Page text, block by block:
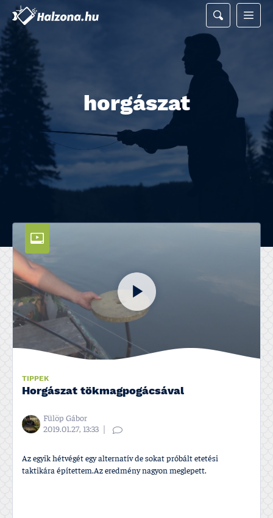
horgászat
TIPPEK
Horgászat tökmagpogácsával
Fülöp Gábor
2019.01.27, 13:33
Az egyik hétvégét egy alternatív de sokat próbált etetési
taktikára építettem.Az eredmény nagyon meglepett.